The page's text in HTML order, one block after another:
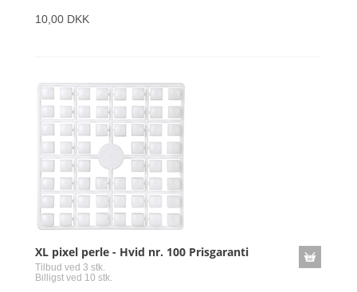
10,00 DKK
XL pixel perle - Hvid nr. 100 Prisgaranti
Tilbud ved 3 stk.
Billigst ved 10 stk.